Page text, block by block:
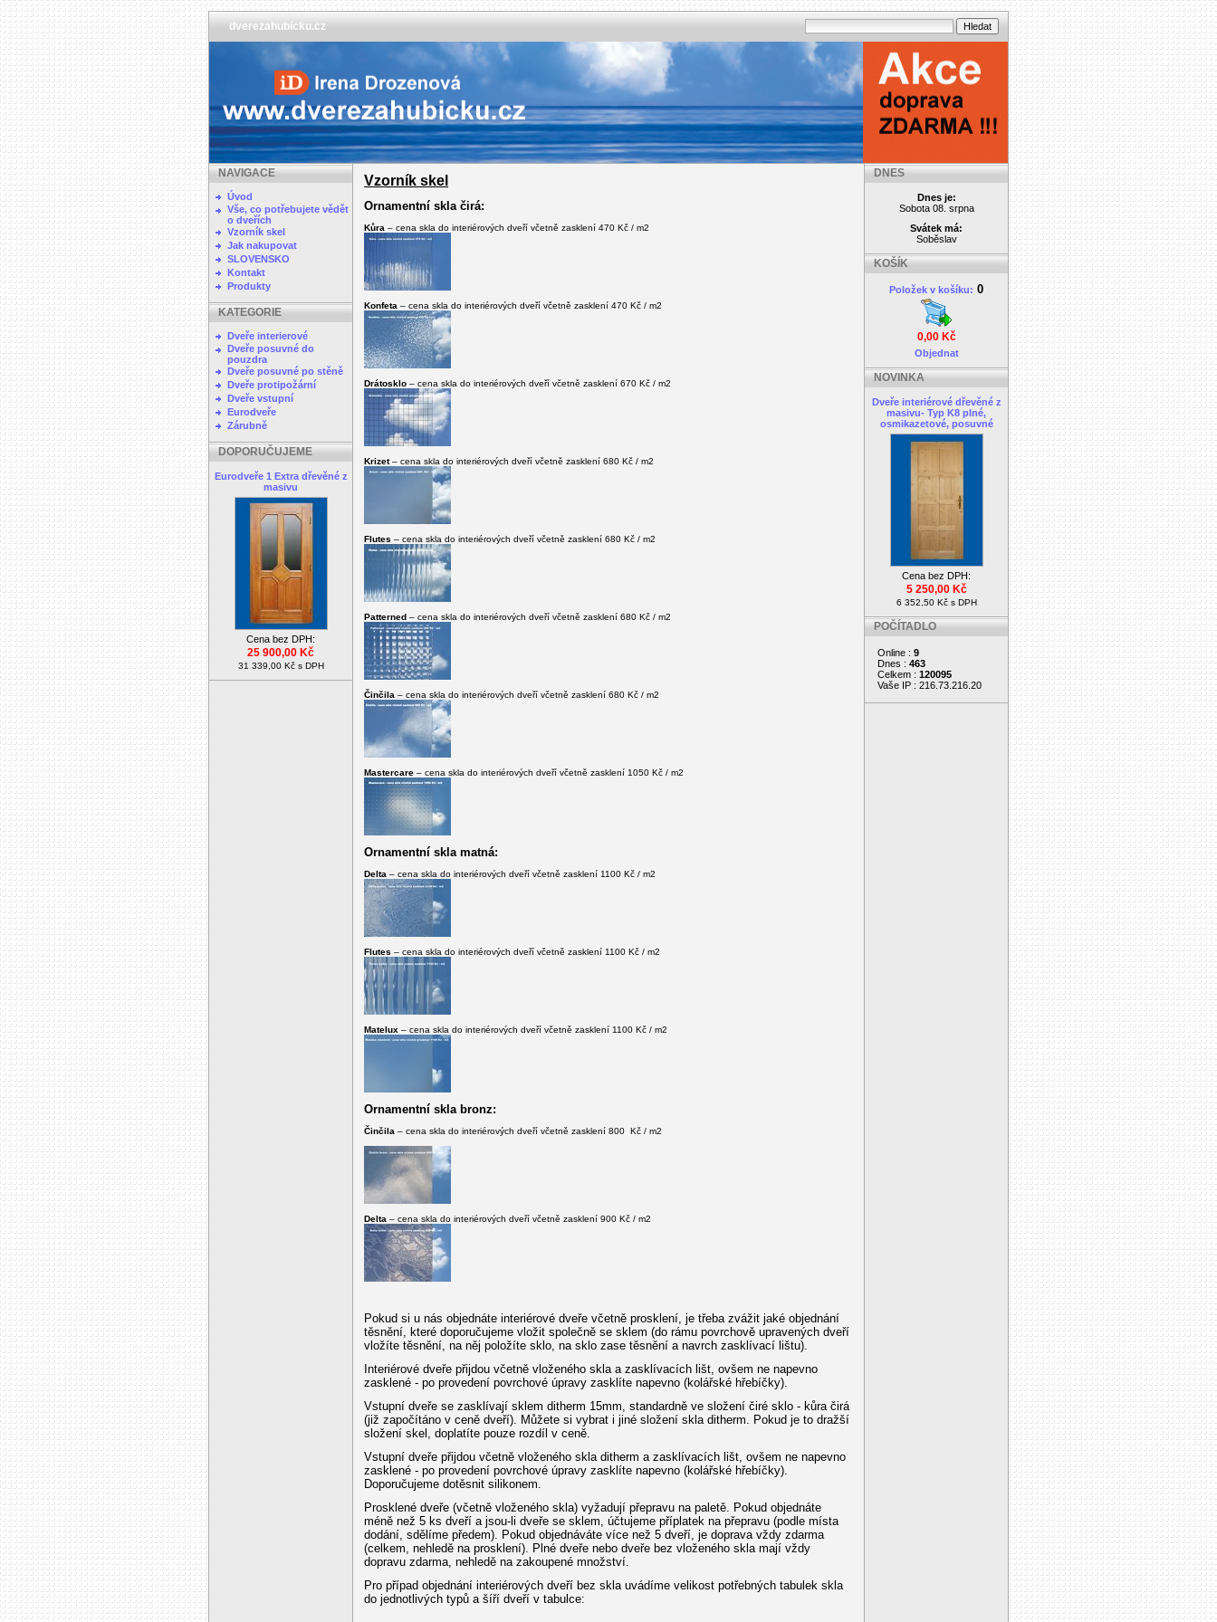
dverezahubicku.cz
NAVIGACE
Úvod
Vše, co potřebujete vědět
o dveřích
Vzorník skel
Jak nakupovat
SLOVENSKO
Kontakt
Produkty
KATEGORIE
Dveře interierové
Dveře posuvné do
pouzdra
Dveře posuvné po stěně
Dveře protipožární
Dveře vstupní
Eurodveře
Zárubně
DOPORUČUJEME
Eurodveře 1 Extra dřevěné z
masivu
Cena bez DPH:
25 900,00 Kč
31 339,00 Kč s DPH
Vzorník skel
Ornamentní skla čirá:
Kůra – cena skla do interiérových dveří včetně zasklení 470 Kč / m2
Konfeta – cena skla do interiérových dveří včetně zasklení 470 Kč / m2
Drátosklo – cena skla do interiérových dveří včetně zasklení 670 Kč / m2
Krizet– cena skla do interiérových dveří včetně zasklení 680 Kč / m2
Flutes – cena skla do interiérových dveří včetně zasklení 680 Kč / m2
Patterned – cena skla do interiérových dveří včetně zasklení 680 Kč / m2
Činčila – cena skla do interiérových dveří včetně zasklení 680 Kč / m2
Mastercare – cena skla do interiérových dveří včetně zasklení 1050 Kč / m2
Ornamentní skla matná:
Delta – cena skla do interiérových dveří včetně zasklení 1100 Kč / m2
Flutes – cena skla do interiérových dveří včetně zasklení 1100 Kč / m2
Matelux – cena skla do interiérových dveří včetně zasklení 1100 Kč / m2
Ornamentní skla bronz:
Činčila – cena skla do interiérových dveří včetně zasklení 800 Kč / m2
Delta – cena skla do interiérových dveří včetně zasklení 900 Kč / m2
Pokud si u nás objednáte interiérové dveře včetně prosklení, je třeba zvážit jaké objednání
těsnění, které doporučujeme vložit společně se sklem (do rámu povrchově upravených dveří
vložíte těsnění, na něj položíte sklo, na sklo zase těsnění a navrch zasklívací lištu).
Interiérové dveře přijdou včetně vloženého skla a zasklívacích lišt, ovšem ne napevno
zasklené - po provedení povrchové úpravy zasklíte napevno (kolářské hřebíčky).
Vstupní dveře se zasklívají sklem ditherm 15mm, standardně ve složení čiré sklo - kůra čirá
(již započítáno v ceně dveří). Můžete si vybrat i jiné složení skla ditherm. Pokud je to dražší
složení skel, doplatíte pouze rozdíl v ceně.
Vstupní dveře přijdou včetně vloženého skla ditherm a zasklívacích lišt, ovšem ne napevno
zasklené - po provedení povrchové úpravy zasklíte napevno (kolářské hřebíčky).
Doporučujeme dotěsnit silikonem.
Prosklené dveře (včetně vloženého skla) vyžadují přepravu na paletě. Pokud objednáte
méně než 5 ks dveří a jsou-li dveře se sklem, účtujeme příplatek na přepravu (podle místa
dodání, sdělíme předem). Pokud objednáváte více než 5 dveří, je doprava vždy zdarma
(celkem, nehledě na prosklení). Plné dveře nebo dveře bez vloženého skla mají vždy
dopravu zdarma, nehledě na zakoupené množství.
Pro případ objednání interiérových dveří bez skla uvádíme velikost potřebných tabulek skla
do jednotlivých typů a šíří dveří v tabulce:
DNES
Dnes je:
Sobota 08. srpna
Svátek má:
Soběslav
KOŠÍK
Položek v košíku: 0
0,00 Kč
Objednat
NOVINKA
Dveře interiérové dřevěné z
masivu- Typ K8 plné,
osmikazetové, posuvné
Cena bez DPH:
5 250,00 Kč
6 352,50 Kč s DPH
POČÍTADLO
Online : 9
Dnes : 463
Celkem : 120095
Vaše IP : 216.73.216.20